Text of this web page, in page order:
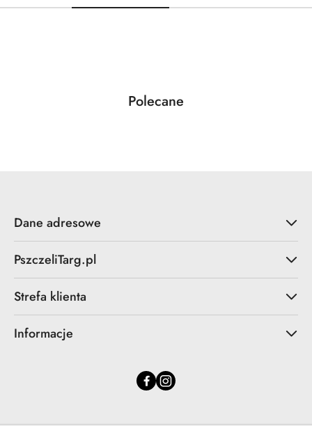
Pomiń karuzelę produktów
Produkty
Polecane
Dane adresowe
PszczeliTarg.pl
Strefa klienta
Informacje